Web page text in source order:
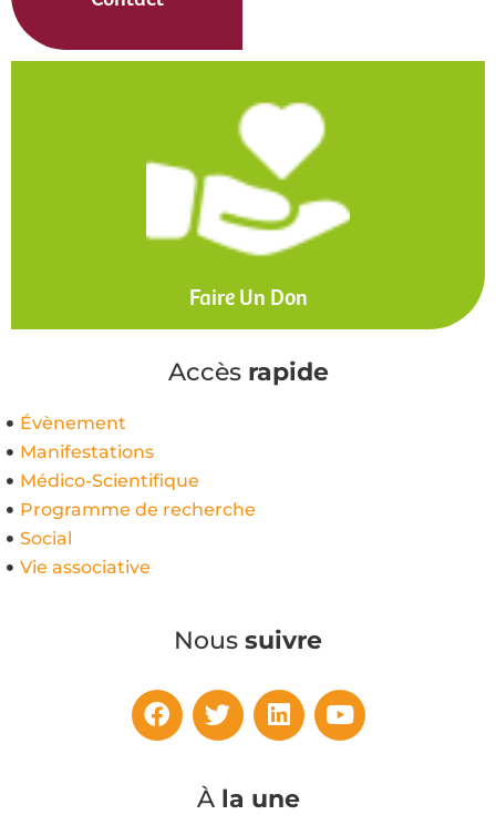
Faire Un Don
Accès rapide
Évènement
Manifestations
Médico-Scientifique
Programme de recherche
Social
Vie associative
Nous suivre
À la une